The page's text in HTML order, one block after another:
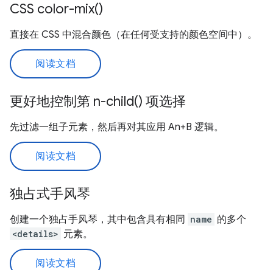
CSS color-mix()
直接在 CSS 中混合颜色（在任何受支持的颜色空间中）。
阅读文档
更好地控制第 n-child() 项选择
先过滤一组子元素，然后再对其应用 An+B 逻辑。
阅读文档
独占式手风琴
创建一个独占手风琴，其中包含具有相同 name 的多个
<details> 元素。
阅读文档